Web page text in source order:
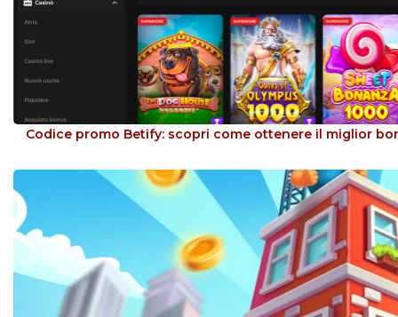
Codice promo Betify: scopri come ottenere il miglior